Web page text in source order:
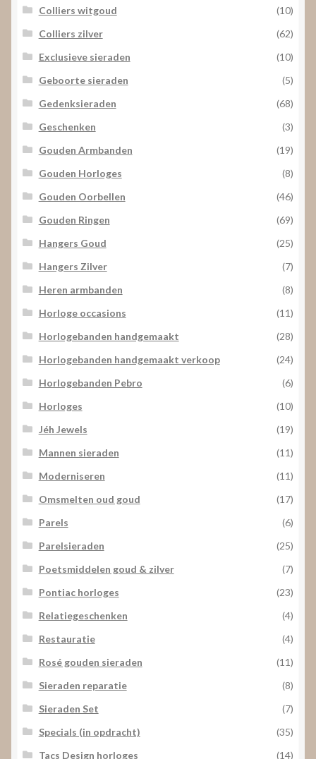
Colliers witgoud
(10)
Colliers zilver
(62)
Exclusieve sieraden
(10)
Geboorte sieraden
(5)
Gedenksieraden
(68)
Geschenken
(3)
Gouden Armbanden
(19)
Gouden Horloges
(8)
Gouden Oorbellen
(46)
Gouden Ringen
(69)
Hangers Goud
(25)
Hangers Zilver
(7)
Heren armbanden
(8)
Horloge occasions
(11)
Horlogebanden handgemaakt
(28)
Horlogebanden handgemaakt verkoop
(24)
Horlogebanden Pebro
(6)
Horloges
(10)
Jéh Jewels
(19)
Mannen sieraden
(11)
Moderniseren
(11)
Omsmelten oud goud
(17)
Parels
(6)
Parelsieraden
(25)
Poetsmiddelen goud & zilver
(7)
Pontiac horloges
(23)
Relatiegeschenken
(4)
Restauratie
(4)
Rosé gouden sieraden
(11)
Sieraden reparatie
(8)
Sieraden Set
(7)
Specials (in opdracht)
(35)
Tacs Design horloges
(14)